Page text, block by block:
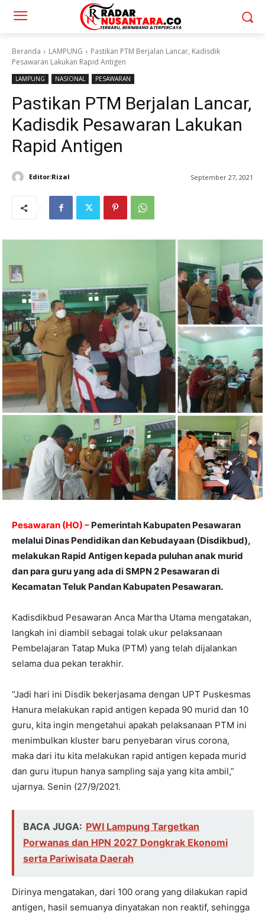
Beranda LAMPUNG
Pastikan PTM Berjalan Lancar, Kadisdik
Pesawaran Lakukan Rapid Antigen
LAMPUNG NASIONAL PESAWARAN
Pastikan PTM Berjalan Lancar,
Kadisdik Pesawaran Lakukan
Rapid Antigen
Editor:Rizal September 27, 2021
Pesawaran (HO) – Pemerintah Kabupaten Pesawaran
melalui Dinas Pendidikan dan Kebudayaan (Disdikbud),
melakukan Rapid Antigen kepada puluhan anak murid
dan para guru yang ada di SMPN 2 Pesawaran di
Kecamatan Teluk Pandan Kabupaten Pesawaran.
Kadisdikbud Pesawaran Anca Martha Utama mengatakan,
langkah ini diambil sebagai tolak ukur pelaksanaan
Pembelajaran Tatap Muka (PTM) yang telah dijalankan
selama dua pekan terakhir.
“Jadi hari ini Disdik bekerjasama dengan UPT Puskesmas
Hanura melakukan rapid antigen kepada 90 murid dan 10
guru, kita ingin mengetahui apakah pelaksanaan PTM ini
menimbulkan kluster baru penyebaran virus corona,
maka dari itu kita melakukan rapid antigen kepada murid
dan guru itupun hanya sampling saja yang kita ambil,”
ujarnya. Senin (27/9/2021.
BACA JUGA: PWI Lampung Targetkan
Porwanas dan HPN 2027 Dongkrak Ekonomi
serta Pariwisata Daerah
Dirinya mengatakan, dari 100 orang yang dilakukan rapid
antigen, hasil semuanya dinyatakan non reaktif, sehingga